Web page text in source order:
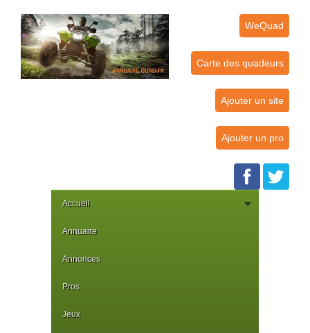
WeQuad
Carte des quadeurs
Ajouter un site
Ajouter un pro
Accueil
Annuaire
Annonces
Pros
Jeux